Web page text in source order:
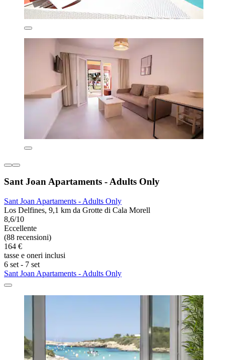
Sant Joan Apartaments - Adults Only
Sant Joan Apartaments - Adults Only
Los Delfines, 9,1 km da Grotte di Cala Morell
8,6/10
Eccellente
(88 recensioni)
164 €
tasse e oneri inclusi
6 set - 7 set
Sant Joan Apartaments - Adults Only